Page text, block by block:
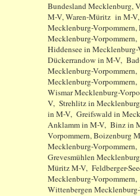
Bundesland Mecklenburg,
M-V, Waren-Müritz in M-
Mecklenburg-
Mecklenburg-
Hiddensee in Mecklenburg-
Dückerrandow in M-V,
Mecklenburg-
Mecklenburg-
Wismar Mecklenburg-
V, Strehlitz in
in M-V, Greifswald in
Anklamm in M-V, Binz in
Vorpommern, Boizenburg
Mecklenburg-
Grevesmühlen
Müritz M-V, Feldberger-
Mecklenburg-
Wittenbergen